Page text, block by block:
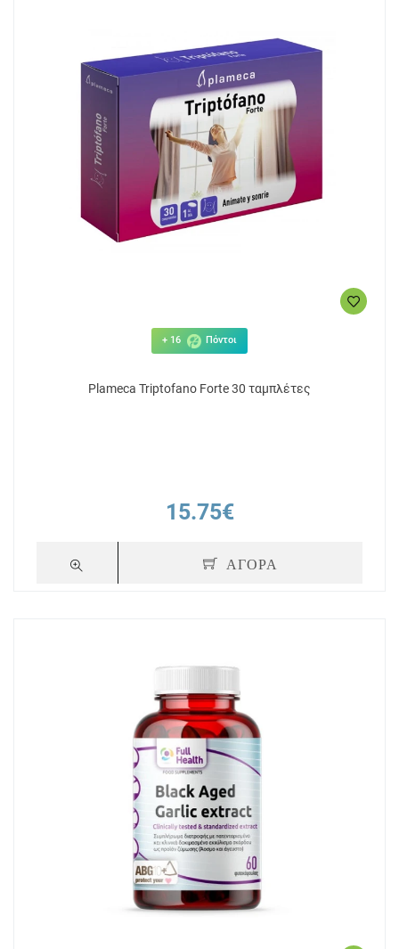
+ 16 Πόντοι
Plameca Triptofano Forte 30 ταμπλέτες
15.75€
ΑΓΟΡΑ